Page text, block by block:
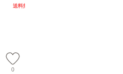
送料無料
0